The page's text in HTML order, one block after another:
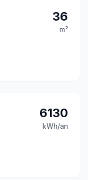
36
m²
6130
kWh/an